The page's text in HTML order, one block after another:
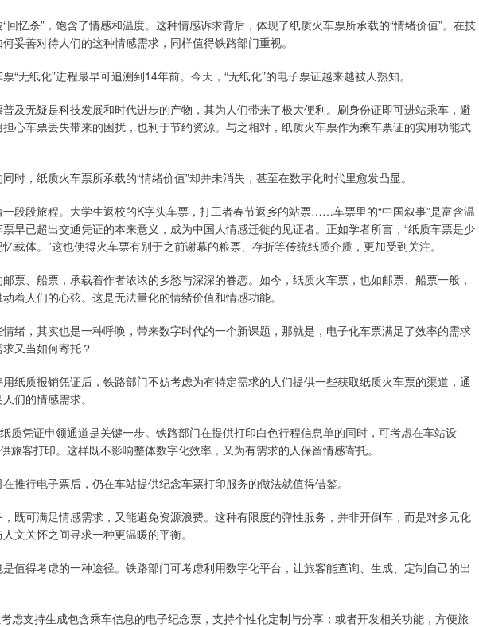
忆杀”，饱含了情感和温度。这种情感诉求背后，体现了纸质火车票所承载的“情绪价值”。在技
妥善对待人们的这种情感需求，同样值得铁路部门重视。
纸化”进程最早可追溯到14年前。今天，“无纸化”的电子票证越来越被人熟知。
无疑是科技发展和时代进步的产物，其为人们带来了极大便利。刷身份证即可进站乘车，避
心车票丢失带来的困扰，也利于节约资源。与之相对，纸质火车票作为乘车票证的实用功能式
，纸质火车票所承载的“情绪价值”却并未消失，甚至在数字化时代里愈发凸显。
段旅程。大学生返校的K字头车票，打工者春节返乡的站票……车票里的“中国叙事”是富含温
早已超出交通凭证的本来意义，成为中国人情感迁徙的见证者。正如学者所言，“纸质车票是少
载体。”这也使得火车票有别于之前谢幕的粮票、存折等传统纸质介质，更加受到关注。
、船票，承载着作者浓浓的乡愁与深深的眷恋。如今，纸质火车票，也如邮票、船票一般，
着人们的心弦。这是无法量化的情绪价值和情感功能。
，其实也是一种呼唤，带来数字时代的一个新课题，那就是，电子化车票满足了效率的需求
又当如何寄托？
质报销凭证后，铁路部门不妨考虑为有特定需求的人们提供一些获取纸质火车票的渠道，通
们的情感需求。
凭证申领通道是关键一步。铁路部门在提供打印白色行程信息单的同时，可考虑在车站设
旅客打印。这样既不影响整体数字化效率，又为有需求的人保留情感寄托。
行电子票后，仍在车站提供纪念车票打印服务的做法就值得借鉴。
可满足情感需求，又能避免资源浪费。这种有限度的弹性服务，并非开倒车，而是对多元化
文关怀之间寻求一种更温暖的平衡。
得考虑的一种途径。铁路部门可考虑利用数字化平台，让旅客能查询、生成、定制自己的出
支持生成包含乘车信息的电子纪念票，支持个性化定制与分享；或者开发相关功能，方便旅